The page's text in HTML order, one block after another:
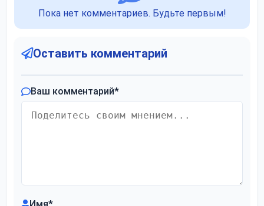
Пока нет комментариев. Будьте первым!
Оставить комментарий
Ваш комментарий*